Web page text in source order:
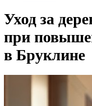
Уход за
при
в Бруклине